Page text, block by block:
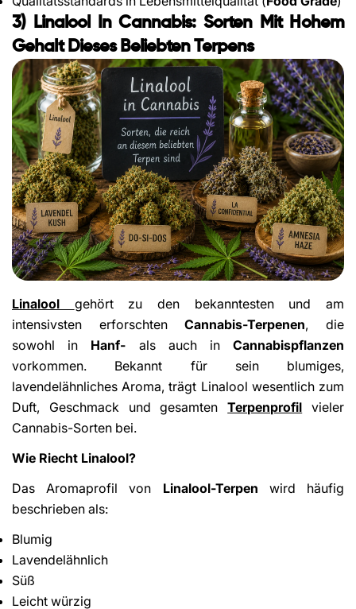
3) Linalool In Cannabis: Sorten Mit Hohem
Gehalt Dieses Beliebten Terpens
Linalool
gehört zu den bekanntesten und am
intensivsten erforschtenCannabis-Terpenen, die
sowohl in Hanf- als auch inCannabispflanzen
vorkommen. Bekannt für sein blumiges,
lavendelähnliches Aroma, trägt Linalool wesentlich zum
Duft, Geschmack und gesamtenTerpenprofil vieler
Cannabis-Sorten bei.
Wie Riecht Linalool?
Das Aromaprofil von Linalool-Terpen wird häufig
beschrieben als:
Blumig
Lavendelähnlich
Süß
Leicht würzig